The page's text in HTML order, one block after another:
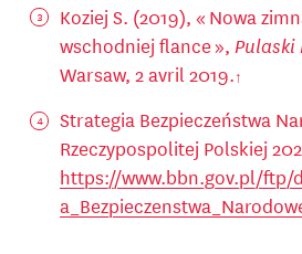
Koziej S. (2019), « Nowa
wschodniej flance », Pulaski
Warsaw, 2 avril 2019.
Strategia Bezpieczeństwa
Rzeczypospolitej Polskiej
https://www.bbn.gov.pl/ftp/